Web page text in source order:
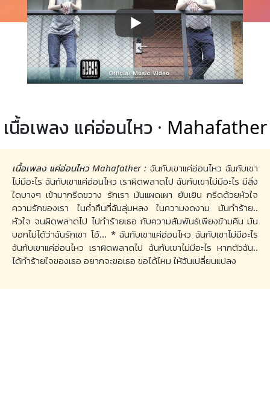
เนื้อเพลง แค่อ่อนไหว · Mahafather
เนื้อเพลง แค่อ่อนไหว Mahafather :ฉันกับเขาแค่อ่อนไหว ฉันกับเขา
ไม่มีอะไร ฉันกับเขาแค่อ่อนไหว เราผิดพลาดไป ฉันกับเขาไม่มีอะไร มีสิ่ง
ใดบางๆ เข้ามากรีดขวาง รักเรา มันแผดเผา ยับเยิน กรีดด้วยหัวใจ
ความรักของเรา ในค่ำคืนที่ฉันลุ่มหลง ในความงดงาม มันทำร้าย..
หัวใจ จนผิดพลาดไป ไปทำร้ายเธอ กับความสัมพันธ์เพียงข้ามคืน มัน
บอกไม่ได้ว่าฉันรักเขา โอ้... * ฉันกับเขาแค่อ่อนไหว ฉันกับเขาไม่มีอะไร
ฉันกับเขาแค่อ่อนไหว เราผิดพลาดไป ฉันกับเขาไม่มีอะไร หากตัวฉัน..
ได้ทำร้ายใจของเธอ อยากจะขอเธอ ขอได้ไหม ให้ฉันเปลี่ยนแปลง